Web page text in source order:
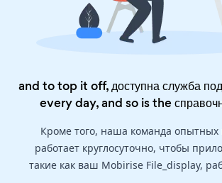
and to top it off, доступна служба
every day, and so is the
Кроме того, наша команда
работает круглосуточно, чтобы
такие как ваш Mobirise File_display,